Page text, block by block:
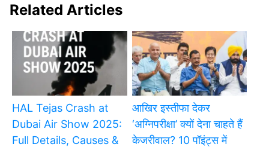
Related Articles
HAL Tejas Crash at
Dubai Air Show 2025:
Full Details, Causes &
आखिर इस्तीफा देकर
‘अग्निपरीक्षा’ क्यों देना चाहते हैं
केजरीवाल? 10 पॉइंट्स में